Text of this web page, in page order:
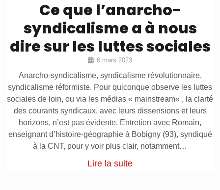
Ce que l’anarcho-
syndicalisme a à nous
dire sur les luttes sociales
6 mars 2023
Anarcho-syndicalisme, syndicalisme révolutionnaire,
syndicalisme réformiste. Pour quiconque observe les luttes
sociales de loin, ou via les médias « mainstream« , la clarté
des courants syndicaux, avec leurs dissensions et leurs
horizons, n’est pas évidente. Entretien avec Romain,
enseignant d’histoire-géographie à Bobigny (93), syndiqué
à la CNT, pour y voir plus clair, notamment…
Lire la suite